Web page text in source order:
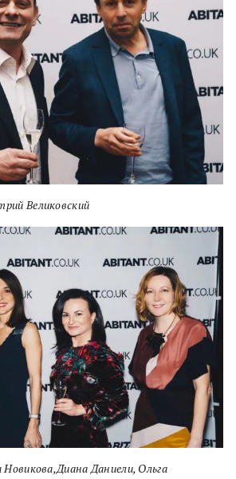
Великовский
Даниели, Ольга